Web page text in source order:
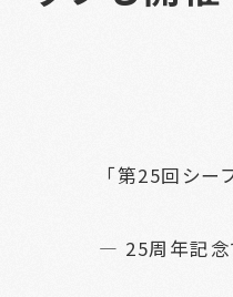
「第25回シー
― 25周年記念